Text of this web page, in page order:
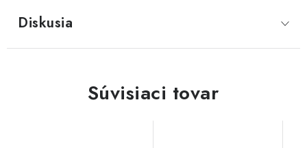
Diskusia
Súvisiaci tovar